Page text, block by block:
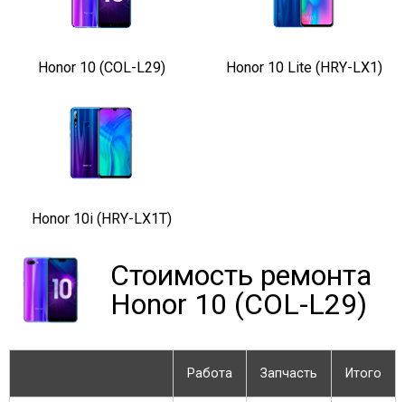
Honor 10 (COL-L29) Honor 10 Lite (HRY-LX1)
Honor 10i (HRY-LX1T)
Стоимость ремонта
Honor 10 (COL-L29)
Работа Запчасть Итого